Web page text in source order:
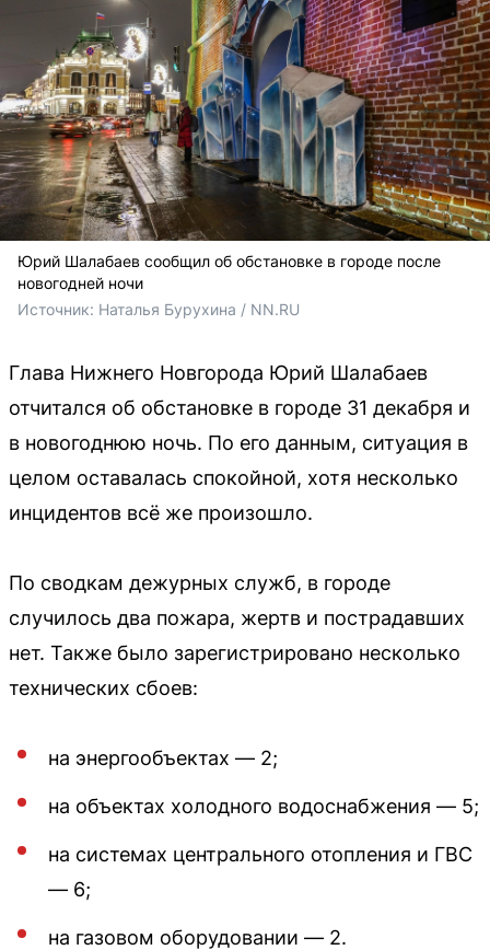
Юрий Шалабаев сообщил об обстановке в городе после
новогодней ночи
Источник: Наталья Бурухина / NN.RU
Глава Нижнего Новгорода Юрий Шалабаев
отчитался об обстановке в городе 31 декабря и
в новогоднюю ночь. По его данным, ситуация в
целом оставалась спокойной, хотя несколько
инцидентов всё же произошло.
По сводкам дежурных служб, в городе
случилось два пожара, жертв и пострадавших
нет. Также было зарегистрировано несколько
технических сбоев:
на энергообъектах — 2;
на объектах холодного водоснабжения — 5;
на системах центрального отопления и ГВС
— 6;
на газовом оборудовании — 2.